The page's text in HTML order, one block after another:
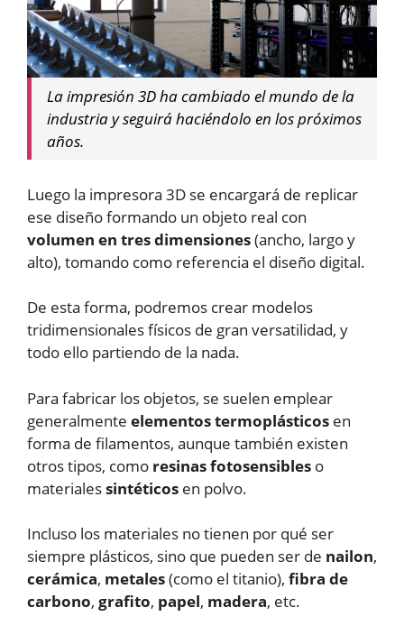
La impresión 3D ha cambiado el mundo de la
industria y seguirá haciéndolo en los próximos
años.
Luego la impresora 3D se encargará de replicar
ese diseño formando un objeto real con
volumen en tres dimensiones(ancho, largo y
alto), tomando como referencia el diseño digital.
De esta forma, podremos crear modelos
tridimensionales físicos de gran versatilidad, y
todo ello partiendo de la nada.
Para fabricar los objetos, se suelen emplear
generalmente elementos termoplásticos en
forma de filamentos, aunque también existen
otros tipos, como resinas fotosensibles o
materialessintéticos en polvo.
Incluso los materiales no tienen por qué ser
siempre plásticos, sino que pueden ser de nailon,
cerámica, metales(como el titanio), fibra de
carbono, grafito, papel, madera, etc.